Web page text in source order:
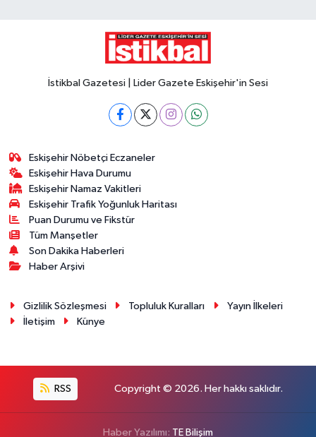
İstikbal Gazetesi | Lider Gazete Eskişehir'in Sesi
Eskişehir Nöbetçi Eczaneler
Eskişehir Hava Durumu
Eskişehir Namaz Vakitleri
Eskişehir Trafik Yoğunluk Haritası
Puan Durumu ve Fikstür
Tüm Manşetler
Son Dakika Haberleri
Haber Arşivi
Gizlilik Sözleşmesi Topluluk Kuralları
Yayın İlkeleri
İletişim
Künye
RSS Copyright © 2026. Her hakkı saklıdır.
Haber Yazılımı: TE Bilişim